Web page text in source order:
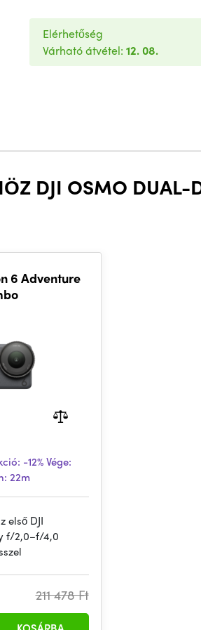
Elérhetőség
Várható átvétel: 12. 08.
DJI OSMO
6 Adventure
-12%Vége:
22m
első DJI
f/2,0–f/4,0
211 478 Ft